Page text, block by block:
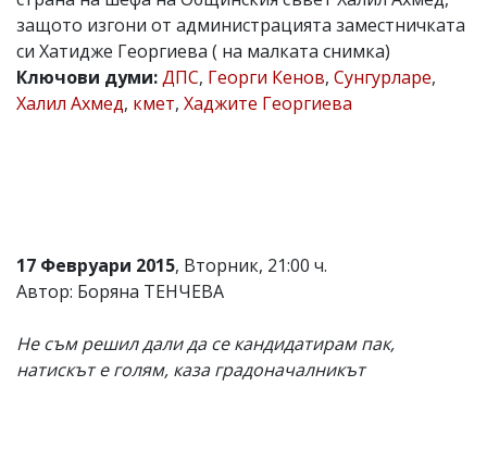
Коментарите
статиите
се
въвеждат
за
тях!
Ако
обиден
за
вас
защото изгони от администрацията заместничката
си Хатидже Георгиева ( на малката снимка)
Ключови думи:ДПС, Георги Кенов, Сунгурларе,
Халил Ахмед, кмет, Хаджите Георгиева
17 Февруари 2015, Вторник, 21:00 ч.
Автор: Боряна ТЕНЧЕВА
Не съм решил дали да се кандидатирам пак,
натискът е голям, каза градоначалникът